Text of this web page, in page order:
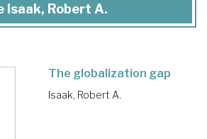
Isaak, Robert A.
The globalization gap
Isaak, Robert A.